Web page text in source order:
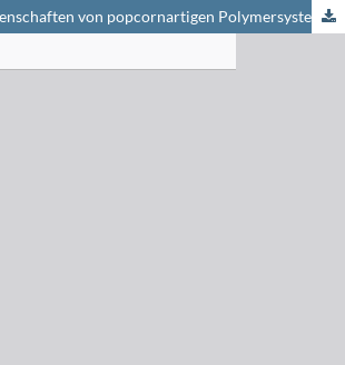
von popcornartigen Polymersystemen